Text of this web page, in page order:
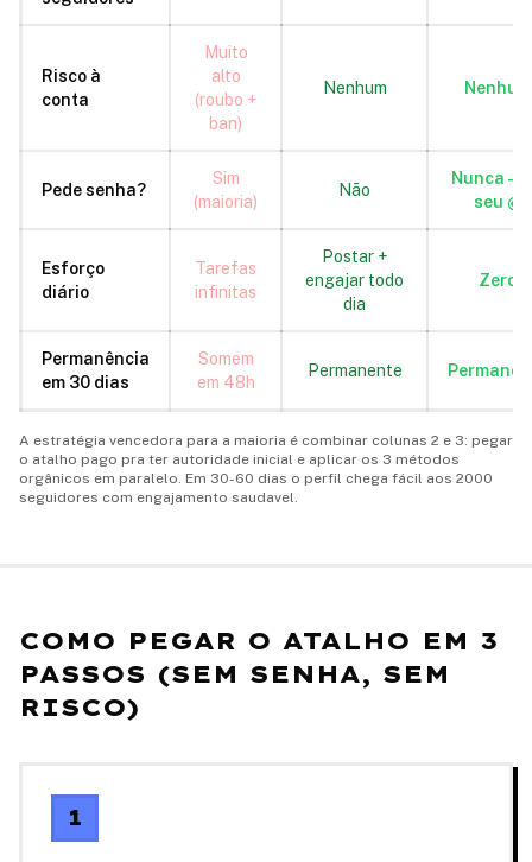
Risco à
conta
Muito
alto
(roubo +
ban)
Nenhum Nenhum
Pede senha?
Sim
(maioria)
Não
Nunca —
seu @
Esforço
diário
Tarefas
infinitas
Postar +
engajar todo
dia
Zero
Permanência
em 30 dias
Somem
em 48h
Permanente
A estratégia vencedora para a maioria é combinar colunas 2 e 3: pegar
o atalho pago pra ter autoridade inicial e aplicar os 3 métodos
orgânicos em paralelo. Em 30-60 dias o perfil chega fácil aos 2000
seguidores com engajamento saudavel.
COMO PEGAR O ATALHO EM 3
PASSOS (SEM SENHA, SEM
RISCO)
1